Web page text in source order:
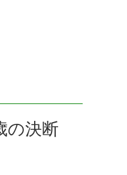
決断